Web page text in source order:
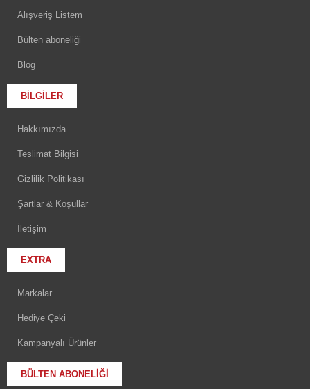
Alışveriş Listem
Bülten aboneliği
Blog
BİLGİLER
Hakkımızda
Teslimat Bilgisi
Gizlilik Politikası
Şartlar & Koşullar
İletişim
EXTRA
Markalar
Hediye Çeki
Kampanyalı Ürünler
BÜLTEN ABONELIĞI